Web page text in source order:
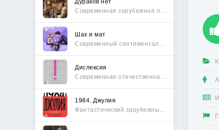
Шах и мат
Дислексия
1984. Джулия